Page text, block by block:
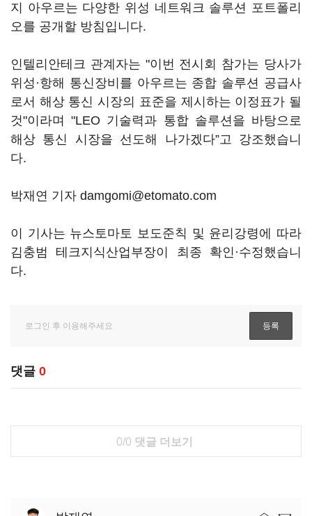
지 아우르는 다양한 위성 네트워크 솔루션 포트폴리
오를 공개할 방침입니다.
인텔리안테크 관계자는 "이번 전시회 참가는 당사가
위성·항해 통신장비를 아우르는 종합 솔루션 공급사
로서 해상 통신 시장의 표준을 제시하는 이정표가 될
것"이라며 "LEO 기술력과 통합 솔루션을 바탕으로
해상 통신 시장을 선도해 나가겠다”고 강조했습니
다.
박재연 기자 damgomi@etomato.com
이 기사는 뉴스토마토 보도준칙 및 윤리강령에 따라
김충범 테크지식산업부장이 최종 확인·수정했습니
다.
댓글 0
0/0 댓글 더보기